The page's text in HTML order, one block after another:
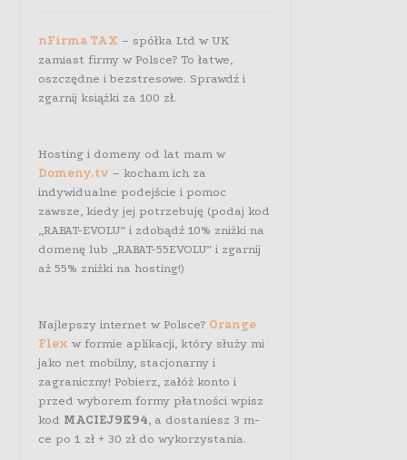
nFirma TAX – spółka Ltd w UK
zamiast firmy w Polsce? To łatwe,
oszczędne i bezstresowe. Sprawdź i
zgarnij książki za 100 zł.
Hosting i domeny od lat mam w
Domeny.tv – kocham ich za
indywidualne podejście i pomoc
zawsze, kiedy jej potrzebuję (podaj kod
„RABAT-EVOLU” i zdobądź 10% zniżki na
domenę lub „RABAT-55EVOLU” i zgarnij
aż 55% zniżki na hosting!)
Najlepszy internet w Polsce? Orange
Flex w formie aplikacji, który służy mi
jako net mobilny, stacjonarny i
zagraniczny! Pobierz, załóż konto i
przed wyborem formy płatności wpisz
kod MACIEJ9K94, a dostaniesz 3 m-
ce po 1 zł + 30 zł do wykorzystania.